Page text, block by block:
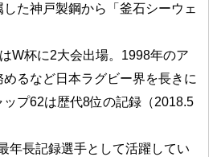
た神戸製鋼から「釜石シーウェ
W杯に2大会出場。1998年のア
るなど日本ラグビー界を長きに
プ62は歴代8位の記録（2018.5
年長記録選手として活躍してい